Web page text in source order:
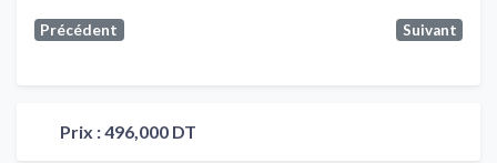
Précédent Suivant
Prix :496,000 DT